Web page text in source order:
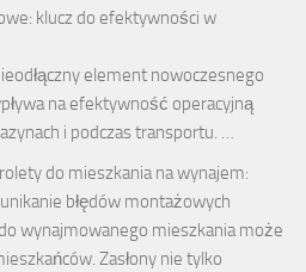
klucz do efektywności w
element nowoczesnego
na efektywność operacyjną
i podczas transportu. …
rolety do mieszkania na wynajem:
błędów montażowych
wynajmowanego mieszkania może
Zasłony nie tylko